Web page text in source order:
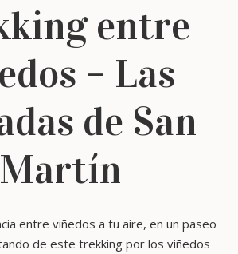
entre
– Las
de San
Martín
entre viñedos a tu aire, en un paseo
de este trekking por los viñedos